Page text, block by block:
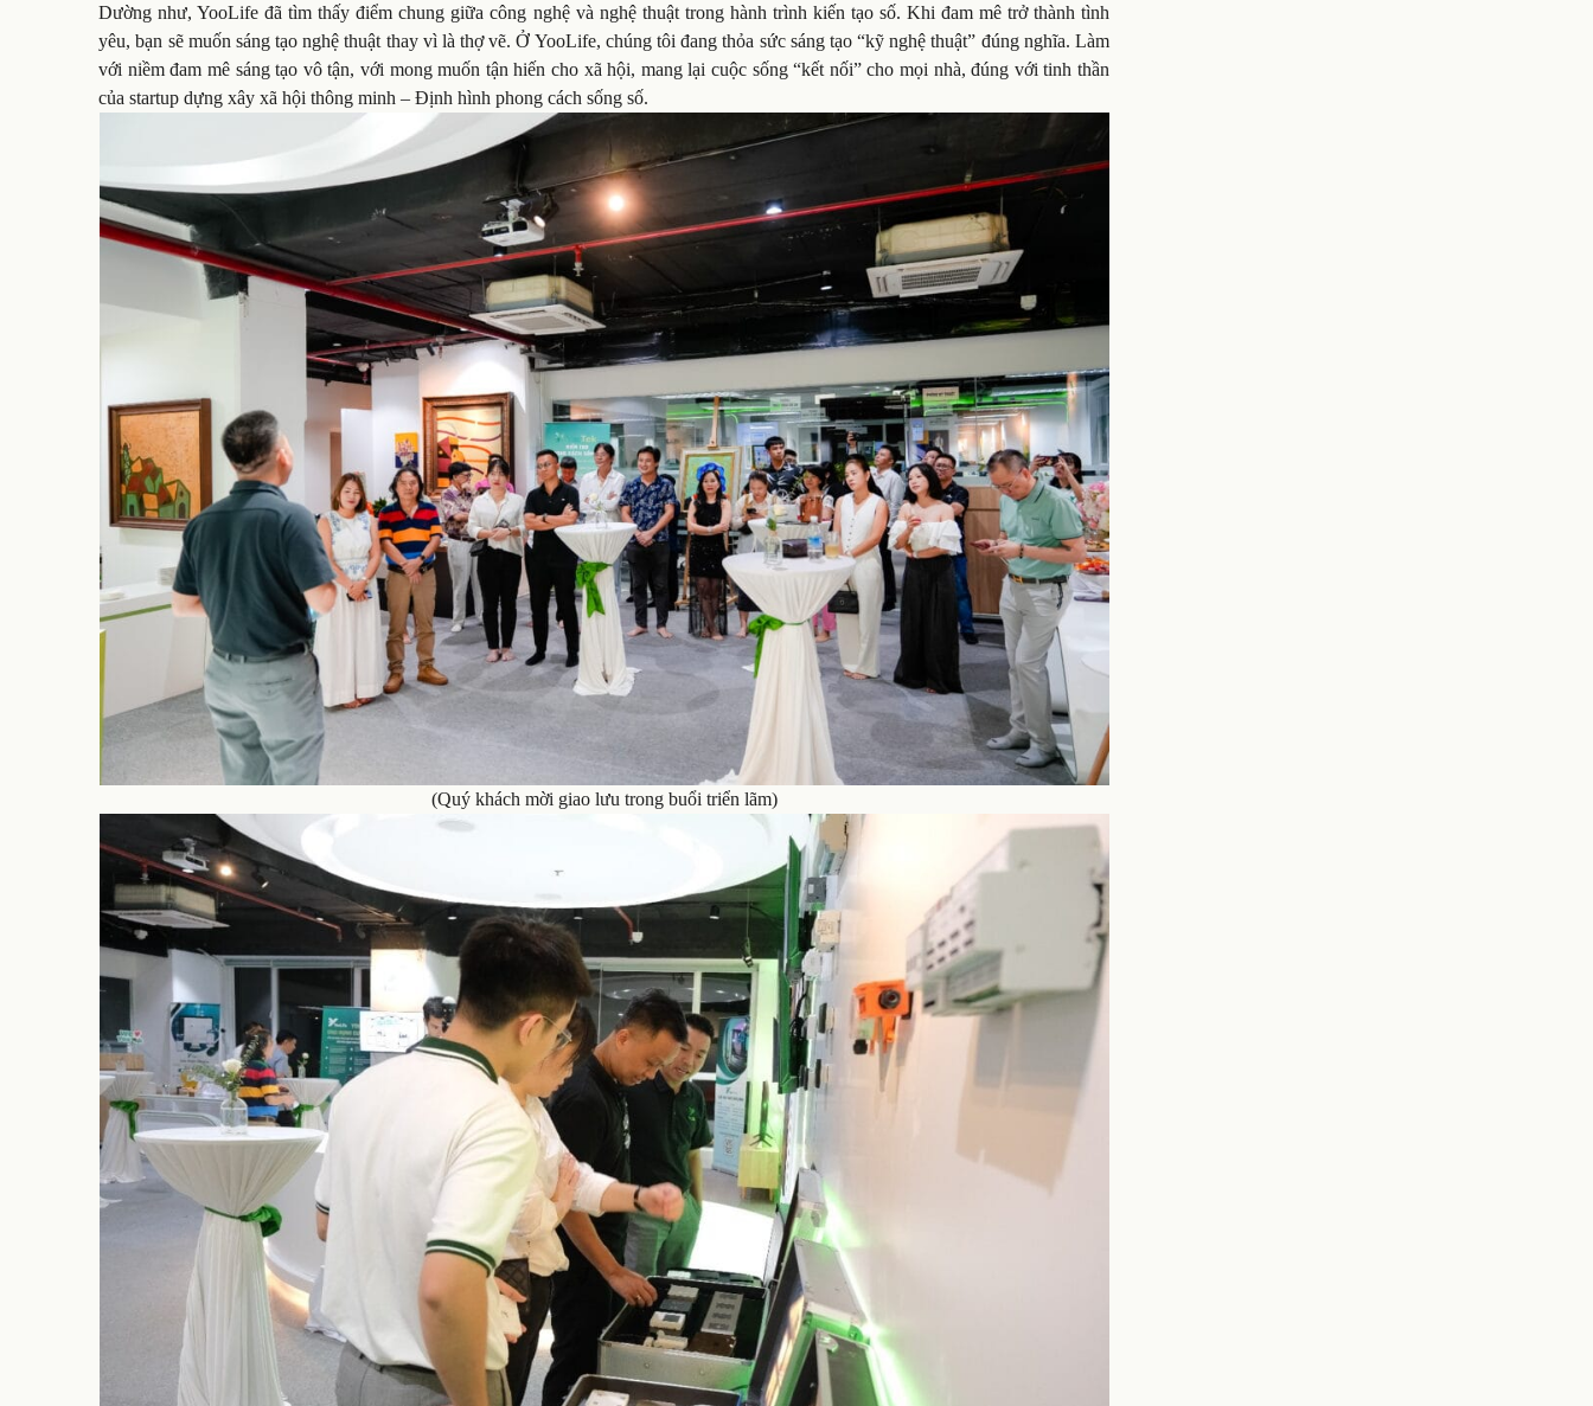
Dường như, YooLife đã tìm thấy điểm chung giữa công nghệ và nghệ thuật trong hành trình kiến tạo số. Khi đam mê trở thành tình
yêu, bạn sẽ muốn sáng tạo nghệ thuật thay vì là thợ vẽ. Ở YooLife, chúng tôi đang thỏa sức sáng tạo “kỹ nghệ thuật” đúng nghĩa. Làm
với niềm đam mê sáng tạo vô tận, với mong muốn tận hiến cho xã hội, mang lại cuộc sống “kết nối” cho mọi nhà, đúng với tinh thần
của startup dựng xây xã hội thông minh – Định hình phong cách sống số.
(Quý khách mời giao lưu trong buổi triển lãm)